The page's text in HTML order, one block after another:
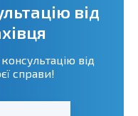
від
від
справи!